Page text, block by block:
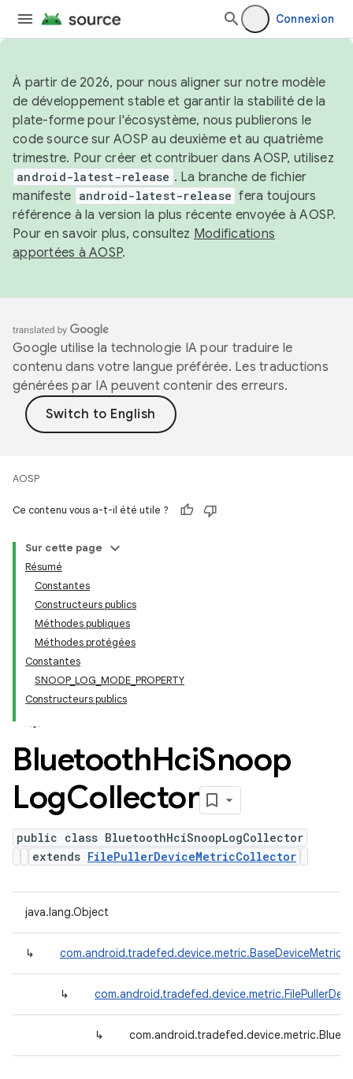
Connexion
À partir de 2026, pour nous aligner sur notre modèle
de développement stable et garantir la stabilité de la
plate-forme pour l'écosystème, nous publierons le
code source sur AOSP au deuxième et au quatrième
trimestre. Pour créer et contribuer dans AOSP, utilisez
android-latest-release . La branche de fichier
manifeste android-latest-release fera toujours
référence à la version la plus récente envoyée à AOSP.
Pour en savoir plus, consultez Modifications
apportées à AOSP.
Google utilise la technologie IA pour traduire le
contenu dans votre langue préférée. Les traductions
générées par IA peuvent contenir des erreurs.
AOSP
Ce contenu vous a-t-il été utile ?
Sur cette page
Résumé
Constantes
Constructeurs publics
Méthodes publiques
Méthodes protégées
Constantes
SNOOP_LOG_MODE_PROPERTY
Constructeurs publics
BluetoothHciSnoop
LogCollector
public class BluetoothHciSnoopLogCollector
extends FilePullerDeviceMetricCollector
java.lang.Object
↳
↳
↳